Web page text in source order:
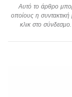
Αυτό το άρθρο
οποίους η
κλικ στο